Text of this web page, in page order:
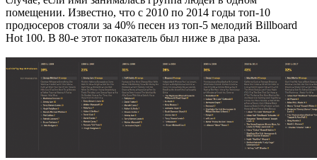
помещении. Известно, что с 2010 по 2014 годы топ-10
продюсеров стояли за 40% песен из топ-5 мелодий Billboard
Hot 100. В 80-е этот показатель был ниже в два раза.